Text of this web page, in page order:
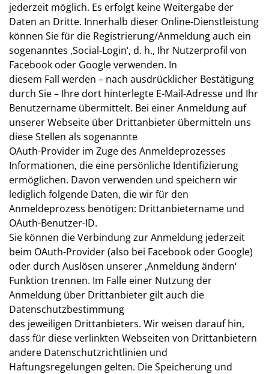
jederzeit möglich. Es erfolgt keine Weitergabe der
Daten an Dritte. Innerhalb dieser Online-Dienstleistung
können Sie für die Registrierung/Anmeldung auch ein
sogenanntes ‚Social-Login‘, d. h., Ihr Nutzerprofil von
Facebook oder Google verwenden. In
diesem Fall werden – nach ausdrücklicher Bestätigung
durch Sie – Ihre dort hinterlegte E-Mail-Adresse und Ihr
Benutzername übermittelt. Bei einer Anmeldung auf
unserer Webseite über Drittanbieter übermitteln uns
diese Stellen als sogenannte
OAuth-Provider im Zuge des Anmeldeprozesses
Informationen, die eine persönliche Identifizierung
ermöglichen. Davon verwenden und speichern wir
lediglich folgende Daten, die wir für den
Anmeldeprozess benötigen: Drittanbietername und
OAuth-Benutzer-ID.
Sie können die Verbindung zur Anmeldung jederzeit
beim OAuth-Provider (also bei Facebook oder Google)
oder durch Auslösen unserer ‚Anmeldung ändern‘
Funktion trennen. Im Falle einer Nutzung der
Anmeldung über Drittanbieter gilt auch die
Datenschutzbestimmung
des jeweiligen Drittanbieters. Wir weisen darauf hin,
dass für diese verlinkten Webseiten von Drittanbietern
andere Datenschutzrichtlinien und
Haftungsregelungen gelten. Die Speicherung und